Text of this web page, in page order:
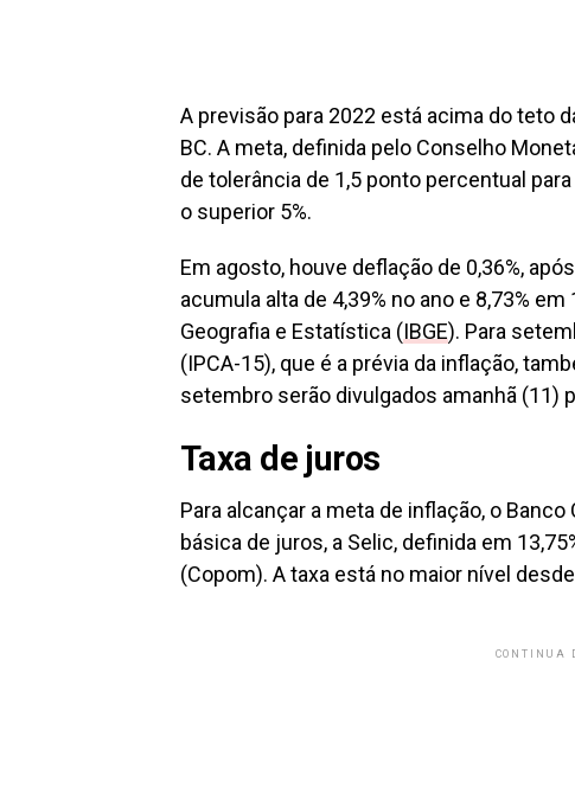
A previsão para 2022 está acima do teto
BC. A meta, definida pelo Conselho
de tolerância de 1,5 ponto percentual
o superior 5%.
Em agosto, houve deflação de 0,36%,
acumula alta de 4,39% no ano e 8,73%
Geografia e Estatística (IBGE). Para
(IPCA-15), que é a prévia da inflação,
setembro serão divulgados amanhã (11)
Taxa de juros
Para alcançar a meta de inflação, o
básica de juros, a Selic, definida em
(Copom). A taxa está no maior nível
CONTINUA